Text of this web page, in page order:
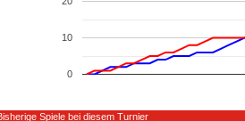
0
10
Spiele bei diesem Turnier